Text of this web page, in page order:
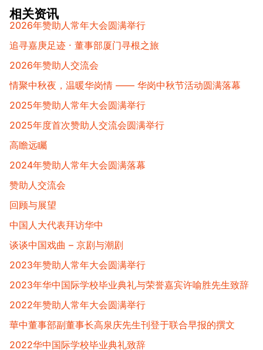
相关资讯
2026年赞助人常年大会圆满举行
追寻嘉庚足迹 · 董事部厦门寻根之旅
2026年赞助人交流会
情聚中秋夜，温暖华岗情 —— 华岗中秋节活动圆满落幕
2025年赞助人常年大会圆满举行
2025年度首次赞助人交流会圆满举行
高瞻远矚
2024年赞助人常年大会圆满落幕
赞助人交流会
回顾与展望
中国人大代表拜访华中
谈谈中国戏曲 – 京剧与潮剧
2023年赞助人常年大会圆满举行
2023年华中国际学校毕业典礼与荣誉嘉宾许喻胜先生致辞
2022年赞助人常年大会圆满举行
華中董事部副董事长高泉庆先生刊登于联合早报的撰文
2022华中国际学校毕业典礼致辞